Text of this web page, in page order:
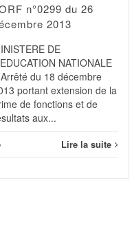
n°0299 du 26
2013
DE
NATIONALE
du 18 décembre
portant extension de la
de fonctions et de
aux...
Lire la suite